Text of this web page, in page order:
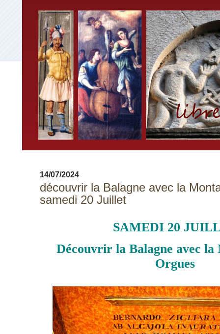
14/07/2024
découvrir la Balagne avec la
samedi 20 Juillet
SAMEDI 20
Découvrir la Balagne avec la
Orgues